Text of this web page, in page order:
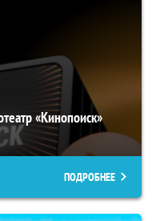
«Кинопоиск»
ПОДРОБНЕЕ